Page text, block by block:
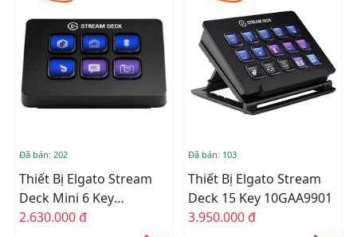
Đã bán: 202
Thiết Bị Elgato Stream
Deck Mini 6 Key
10GAI9901
2.630.000 đ
Đã bán: 103
Thiết Bị Elgato Stream
Deck 15 Key 10GAA9901
3.950.000 đ